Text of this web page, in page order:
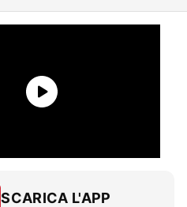
SCARICA L'APP